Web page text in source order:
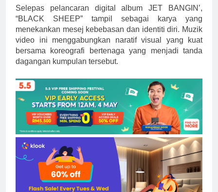
Selepas pelancaran digital album JET BANGIN’,
“BLACK SHEEP” tampil sebagai karya yang
menekankan mesej kebebasan dan identiti diri. Muzik
video ini menggabungkan naratif visual yang kuat
bersama koreografi bertenaga yang menjadi tanda
dagangan kumpulan tersebut.